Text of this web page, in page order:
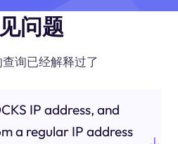
问题
询已经解释过了
IP address, and
a regular IP address